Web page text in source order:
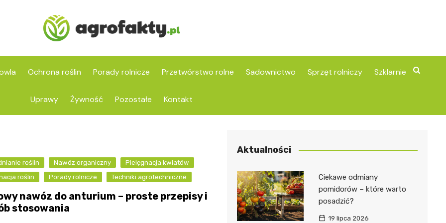
Ochrona roślin Porady rolnicze Przetwórstwo rolne Sadownictwo Sprzęt rolniczy Szklarnie
Uprawy Żywność Pozostałe Kontakt
roślin Nawóz organiczny
Pielęgnacja kwiatów
roślin
Porady rolnicze Techniki agrotechniczne
nawóz do anturium – proste przepisy i
stosowania
Aktualności
Ciekawe odmiany
pomidorów – które warto
posadzić?
19 lipca 2026